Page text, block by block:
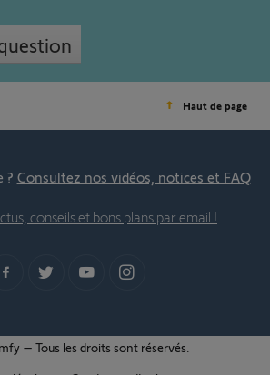
Haut de page
? Consultez nos vidéos, notices et FAQ
conseils et bons plans par email !
– Tous les droits sont réservés.